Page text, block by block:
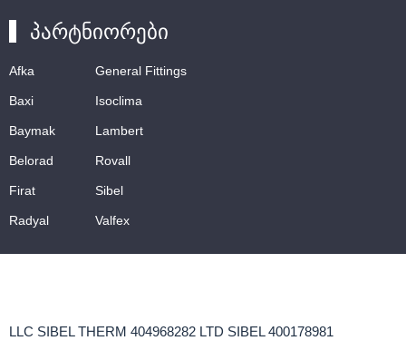
პარტნიორები
Afka
Baxi
Baymak
Belorad
Firat
Radyal
General Fittings
Isoclima
Lambert
Rovall
Sibel
Valfex
LLC SIBEL THERM 404968282 LTD SIBEL 400178981